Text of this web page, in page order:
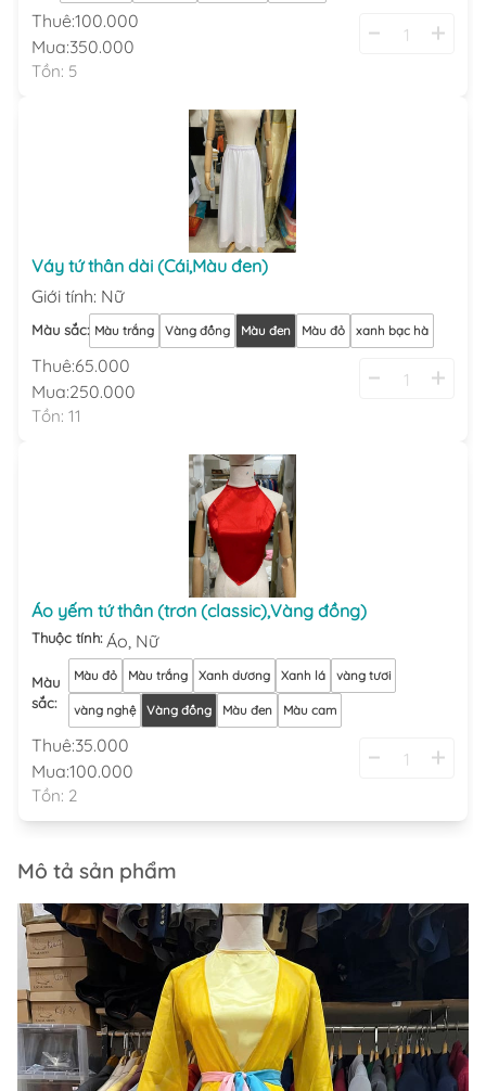
Thuê:100.000
Mua:350.000
Tồn: 5
Váy tứ thân dài (Cái,Màu đen)
Giới tính: Nữ
Màu sắc: Màu trắng Vàng đồng Màu đen Màu đỏ xanh bạc hà
Thuê:65.000
Mua:250.000
Tồn: 11
Áo yếm tứ thân (trơn (classic),Vàng đồng)
Thuộc tính: Áo, Nữ
Màu
sắc:
Màu đỏ Màu trắng Xanh dương Xanh lá vàng tươi
vàng nghệ Vàng đồng Màu đen Màu cam
Thuê:35.000
Mua:100.000
Tồn: 2
Mô tả sản phẩm